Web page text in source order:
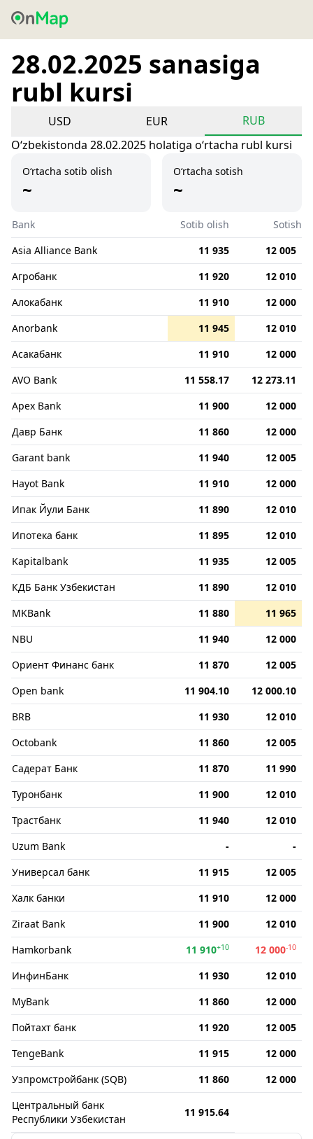
28.02.2025 sanasiga
rubl kursi
USD EUR
RUB
Oʻzbekistonda 28.02.2025 holatiga oʻrtacha rubl kursi
O‘rtacha sotib olish
~
O‘rtacha sotish
~
Bank Sotib olish
Sotish
Asia Alliance Bank
11 935
12 005
Агробанк
11 920
12 010
Алокабанк
11 910
12 000
Anorbank
11 945
12 010
Асакабанк
11 910
12 000
AVO Bank
11 558.17
12 273.11
Apex Bank
11 900
12 000
Давр Банк
11 860
12 000
Garant bank
11 940
12 005
Hayot Bank
11 910
12 000
Ипак Йули Банк
11 890
12 010
Ипотека банк
11 895
12 010
Kapitalbank
11 935
12 005
КДБ Банк Узбекистан
11 890
12 010
MKBank
11 880
11 965
NBU
11 940
12 000
Ориент Финанс банк
11 870
12 005
Open bank
11 904.10
12 000.10
BRB
11 930
12 010
Octobank
11 860
12 005
Садерат Банк
11 870
11 990
Туронбанк
11 900
12 010
Трастбанк
11 940
12 010
Uzum Bank
-
-
Универсал банк
11 915
12 005
Халк банки
11 910
12 000
Ziraat Bank
11 900
12 010
Hamkorbank
11 910+10 12 000-10
ИнфинБанк 11 930
12 010
MyBank
11 860
12 000
Пойтахт банк
11 920
12 005
TengeBank
11 915
12 000
Узпромстройбанк (SQB)
11 860
12 000
Центральный банк
Республики Узбекистан
11 915.64